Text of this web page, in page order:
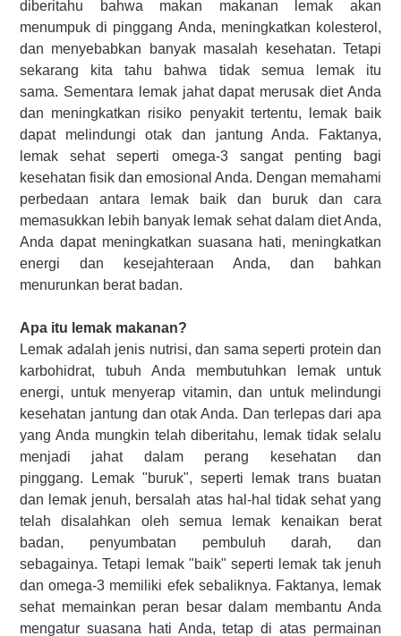
diberitahu bahwa makan makanan lemak akan
menumpuk di pinggang Anda, meningkatkan kolesterol,
dan menyebabkan banyak masalah kesehatan. Tetapi
sekarang kita tahu bahwa tidak semua lemak itu
sama. Sementara lemak jahat dapat merusak diet Anda
dan meningkatkan risiko penyakit tertentu, lemak baik
dapat melindungi otak dan jantung Anda. Faktanya,
lemak sehat seperti omega-3 sangat penting bagi
kesehatan fisik dan emosional Anda. Dengan memahami
perbedaan antara lemak baik dan buruk dan cara
memasukkan lebih banyak lemak sehat dalam diet Anda,
Anda dapat meningkatkan suasana hati, meningkatkan
energi dan kesejahteraan Anda, dan bahkan
menurunkan berat badan.
Apa itu lemak makanan?
Lemak adalah jenis nutrisi, dan sama seperti protein dan
karbohidrat, tubuh Anda membutuhkan lemak untuk
energi, untuk menyerap vitamin, dan untuk melindungi
kesehatan jantung dan otak Anda. Dan terlepas dari apa
yang Anda mungkin telah diberitahu, lemak tidak selalu
menjadi jahat dalam perang kesehatan dan
pinggang. Lemak "buruk", seperti lemak trans buatan
dan lemak jenuh, bersalah atas hal-hal tidak sehat yang
telah disalahkan oleh semua lemak kenaikan berat
badan, penyumbatan pembuluh darah, dan
sebagainya. Tetapi lemak "baik" seperti lemak tak jenuh
dan omega-3 memiliki efek sebaliknya. Faktanya, lemak
sehat memainkan peran besar dalam membantu Anda
mengatur suasana hati Anda, tetap di atas permainan